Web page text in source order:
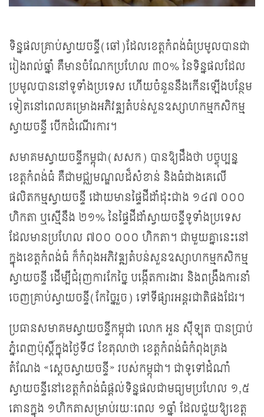
ទិន្នផល​​គ្រាប់​ស្វាយចន្ទី​​​​(ឆៅ)​ដែល​ខេត្ត​​កំពង់ធំ​ប្រមូល​បានជា​
រៀង​រាល់​ឆ្នាំ គឺ​មាន​ចំណែក​ប្រហែល​​ ៣០%​ នៃទិន្នផល​ដែល​
ប្រមូល​បាន​នៅ​ទូទាំង​ប្រទេស​ ហើយ​ចំនួន​នឹង​​​កើន​ឡើង​បន្ថែម
ទៀត​​​​​នៅ​ពេលគម្រោង​​អភិវឌ្ឍតំបន់សួនឧស្សាហកម្មកសិ​កម្ម​
ស្វាយ​ចន្ទី បើក​ដំណើរ​ការ​។​
សមាគមស្វាយចន្ទីកម្ពុជា​(សសក) បាន​ឱ្យ​ដឹង​ថា បច្ចុប្បន្ន​
ខេត្ត​កំពង់ធំ ​គឺ​ជាមជ្ឈ​មណ្ឌល​ដ៏សំខាន់ និងធំ​​ជាង​គេលើ​​
ផលិតកម្ម​​​ស្វាយចន្ទី ដោយ​មាន​​ផ្ទៃដីដាំដុះជាង ១៤៧ ០០០
ហិកតា ឬ​​ស្មើ​នឹង​ ២១% ​នៃ​ផ្ទៃដី​ដាំស្វាយចន្ទី​ទូទាំង​ប្រទេស
ដែល​មាន​ប្រហែល ៧០០ ០០០ ហិកតា​​។​ ជាមួយ​គ្នា​នេះ​​នៅ​
ក្នុង​ខេត្ត​កំពង់ធំ ​ក៏​កំពុង​អភិវឌ្ឍ​តំបន់សួនឧស្សាហកម្មកសិ​កម្ម
ស្វាយចន្ទី ដើម្បីជំរុញការកែច្នៃ បង្កើតការងារ និងពង្រឹង​ការ​នាំ​
ចេញ​គ្រាប់​ស្វាយចន្ទី​(កែច្នៃ​រួច) ទៅ​ទីផ្សារ​អន្តរជាតិ​ផងដែរ​​។​
ប្រធានសមាគមស្វាយចន្ទីកម្ពុជា លោក អួន ស៊ីឡុត បាន​ប្រាប់​
ភ្នំពេញ​ប៉ុស្តិ៍​ក្នុង​ថ្ងៃ​ទី​៨ ខែ​តុលា​ថា ខេត្តកំពង់ធំកំពុង​គ្រង​
តំណែង​​ ​«ស្តេចស្វាយចន្ទី» របស់កម្ពុជា​​។ ជាទូទៅ​ដំណាំ​
ស្វាយចន្ទី​នៅ​ខេត្ត​កំពង់ធំ​ផ្តល់​​​ទិន្នផលជាមធ្យម​ប្រហែល ១,៥
តោនក្នុង ១ហិកតា​សម្រាប់​រយៈពេល​ ១​ឆ្នាំ ដែលជួយ​ឱ្យ​ខេត្ត​